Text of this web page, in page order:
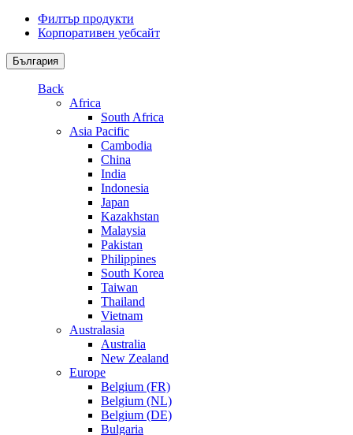
Филтър продукти
Корпоративен уебсайт
България
Back
Africa
South Africa
Asia Pacific
Cambodia
China
India
Indonesia
Japan
Kazakhstan
Malaysia
Pakistan
Philippines
South Korea
Taiwan
Thailand
Vietnam
Australasia
Australia
New Zealand
Europe
Belgium (FR)
Belgium (NL)
Belgium (DE)
Bulgaria